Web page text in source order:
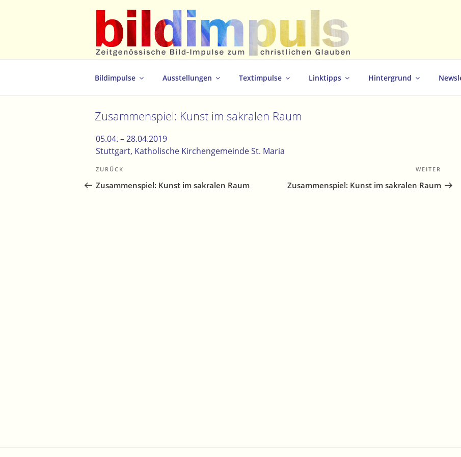
Bildimpulse Ausstellungen Textimpulse Linktipps Hintergrund
Zusammenspiel: Kunst im sakralen Raum
05.04. –28.04.2019
Stuttgart, Katholische Kirchengemeinde St. Maria
Beitragsnavigation
Vorheriger
Beitrag
ZURÜCK
Zusammenspiel: Kunst im sakralen Raum
WEITER
Zusammenspiel: Kunst im sakralen Raum